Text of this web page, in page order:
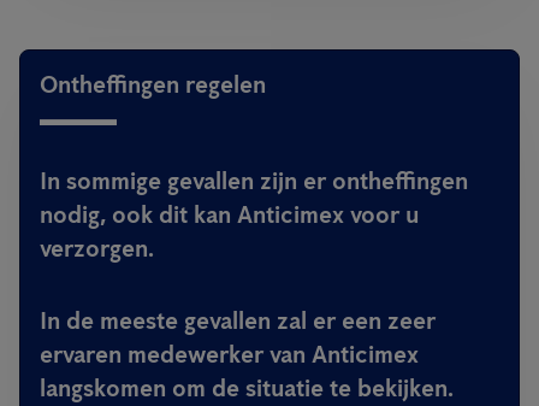
Ontheffingen regelen
In sommige gevallen zijn er ontheffingen
nodig, ook dit kan Anticimex voor u
verzorgen.
In de meeste gevallen zal er een zeer
ervaren medewerker van Anticimex
langskomen om de situatie te bekijken.